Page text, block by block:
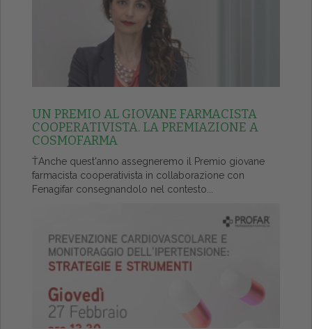
UN PREMIO AL GIOVANE FARMACISTA
COOPERATIVISTA. LA PREMIAZIONE A
COSMOFARMA
ŤAnche quest'anno assegneremo il Premio giovane
farmacista cooperativista in collaborazione con
Fenagifar consegnandolo nel contesto...